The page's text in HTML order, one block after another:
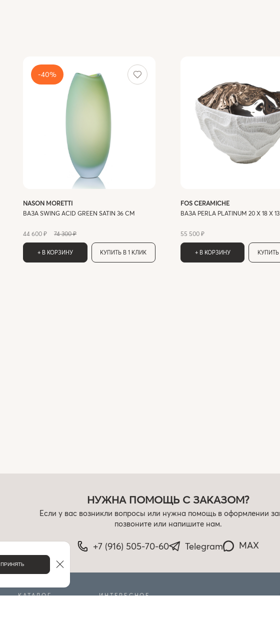
-40%
NASON MORETTI
ВАЗА SWING ACID GREEN SATIN 36 СМ
44 600 ₽ 74 300 ₽
+ В КОРЗИНУ КУПИТЬ В 1 КЛИК
FOS CERAMICHE
ВАЗА PERLA PLATINUM 20 X 18 X
55 500 ₽
+ В КОРЗИНУ КУПИТЬ
НУЖНА ПОМОЩЬ С ЗАКАЗОМ?
Если у вас возникли вопросы или нужна помощь в оформлении
позвоните или напишите нам.
+7 (916) 505-70-60 Telegram MAX
КАТАЛОГ ИНТЕРЕСНОЕ
ПРИНЯТЬ